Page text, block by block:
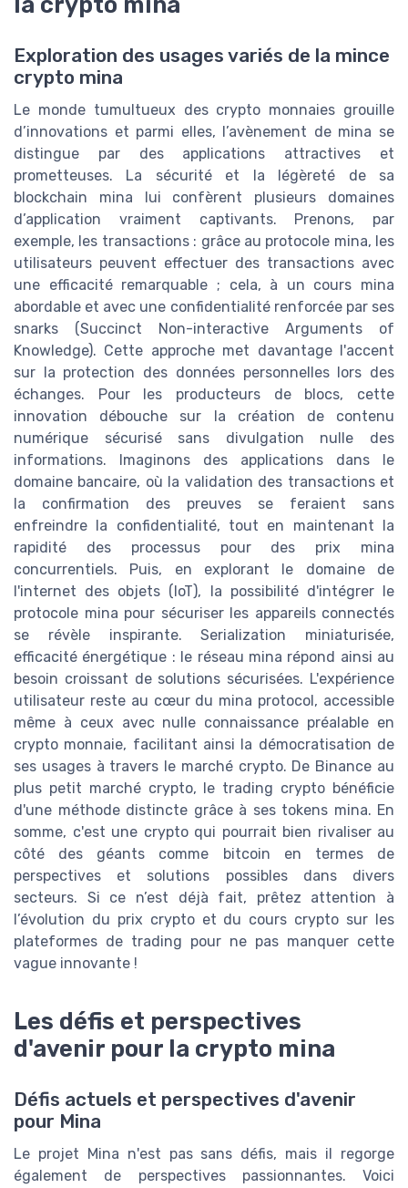
Exploration des usages variés de la mince
crypto mina
Le monde tumultueux des crypto monnaies grouille
d’innovations et parmi elles, l’avènement de mina se
distingue par des applications attractives et
prometteuses. La sécurité et la légèreté de sa
blockchain mina lui confèrent plusieurs domaines
d’application vraiment captivants. Prenons, par
exemple, les transactions : grâce au protocole mina, les
utilisateurs peuvent effectuer des transactions avec
une efficacité remarquable ; cela, à un cours mina
abordable et avec une confidentialité renforcée par ses
snarks (Succinct Non-interactive Arguments of
Knowledge). Cette approche met davantage l'accent
sur la protection des données personnelles lors des
échanges. Pour les producteurs de blocs, cette
innovation débouche sur la création de contenu
numérique sécurisé sans divulgation nulle des
informations. Imaginons des applications dans le
domaine bancaire, où la validation des transactions et
la confirmation des preuves se feraient sans
enfreindre la confidentialité, tout en maintenant la
rapidité des processus pour des prix mina
concurrentiels. Puis, en explorant le domaine de
l'internet des objets (IoT), la possibilité d'intégrer le
protocole mina pour sécuriser les appareils connectés
se révèle inspirante. Serialization miniaturisée,
efficacité énergétique : le réseau mina répond ainsi au
besoin croissant de solutions sécurisées. L'expérience
utilisateur reste au cœur du mina protocol, accessible
même à ceux avec nulle connaissance préalable en
crypto monnaie, facilitant ainsi la démocratisation de
ses usages à travers le marché crypto. De Binance au
plus petit marché crypto, le trading crypto bénéficie
d'une méthode distincte grâce à ses tokens mina. En
somme, c'est une crypto qui pourrait bien rivaliser au
côté des géants comme bitcoin en termes de
perspectives et solutions possibles dans divers
secteurs. Si ce n’est déjà fait, prêtez attention à
l’évolution du prix crypto et du cours crypto sur les
plateformes de trading pour ne pas manquer cette
vague innovante !
Les défis et perspectives
d'avenir pour la crypto mina
Défis actuels et perspectives d'avenir
pour Mina
Le projet Mina n'est pas sans défis, mais il regorge
également de perspectives passionnantes. Voici